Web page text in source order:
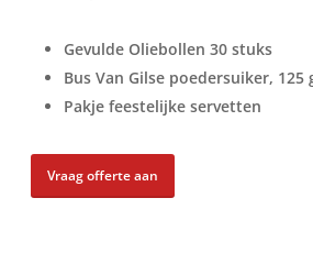
Gevulde Oliebollen 30 stuks
Bus Van Gilse poedersuiker, 125
Pakje feestelijke servetten
Vraag offerte aan